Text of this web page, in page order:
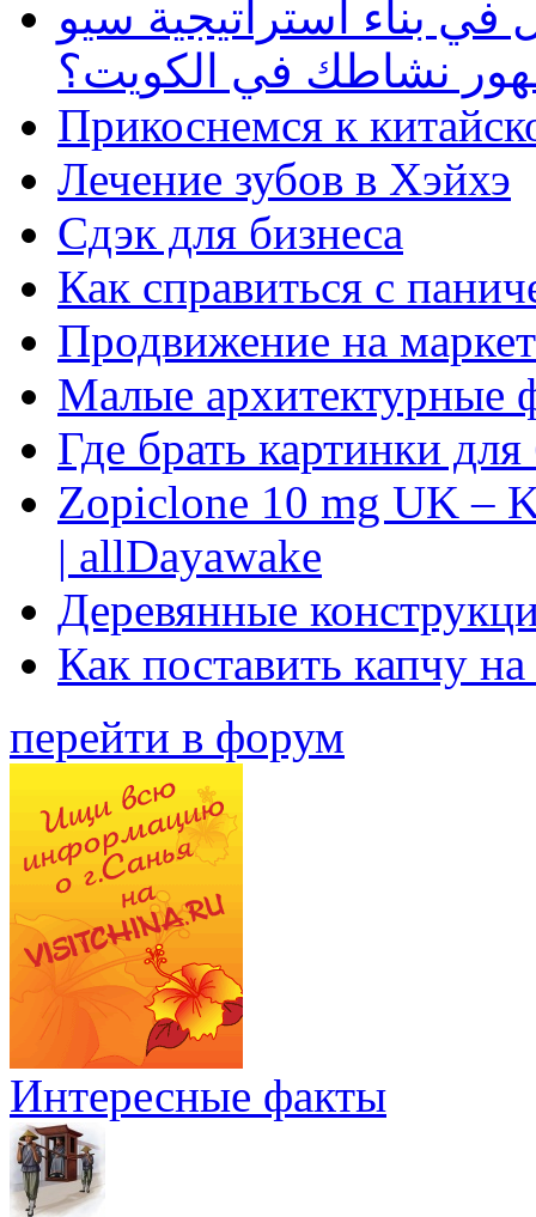
بناء استراتيجية سيو
نشاطك في الكويت؟
Прикоснемся к
Лечение зубов в Хэйхэ
Сдэк для бизнеса
Как справиться с
Продвижение на
Малые архитектурные
Где брать картинки
Zopiclone 10 mg UK –
| allDayawake
Деревянные
Как поставить капчу
перейти в форум
Интересные факты